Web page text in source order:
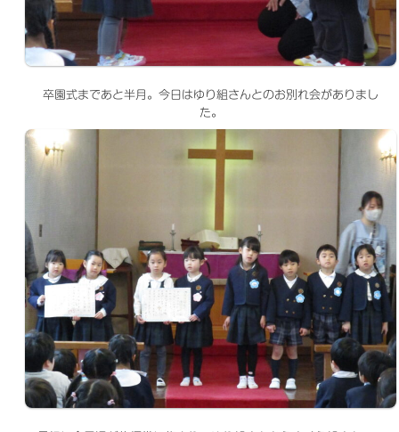
卒園式まであと半月。今日はゆり組さんとのお別れ会がありまし
た。